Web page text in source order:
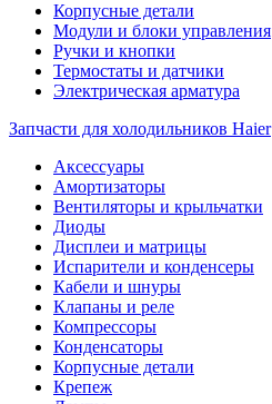
Корпусные детали
Модули и блоки управления
Ручки и кнопки
Термостаты и датчики
Электрическая арматура
Запчасти для холодильников Haier
Аксессуары
Амортизаторы
Вентиляторы и крыльчатки
Диоды
Дисплеи и матрицы
Испарители и конденсеры
Кабели и шнуры
Клапаны и реле
Компрессоры
Конденсаторы
Корпусные детали
Крепеж